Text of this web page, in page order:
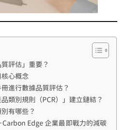
評估」重要？
心概念
進行數據品質評估？
類別規則（PCR）」建立鏈結？
有哪些？
Carbon Edge 企業最即戰力的減碳